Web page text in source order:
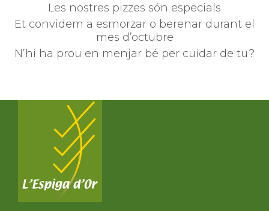
Les nostres pizzes són especials
Et convidem a esmorzar o berenar durant el
mes d’octubre
N’hi ha prou en menjar bé per cuidar de tu?